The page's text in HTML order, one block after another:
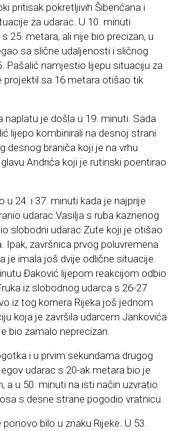
pritisak pokretljivih Šibenćana i
za udarac. U 10. minuti
25. metara, ali nije bio precizan, u
sa slične udaljenosti i sličnog
Pašalić namjestio lijepu situaciju za
projektil sa 16 metara otišao tik
naplatu je došla u 19. minuti. Sada
lijepo kombinirali na desnoj strani
desnog braniča koji je na vrhu
Andrića koji je rutinski poentirao
u 24. i 37. minuti kada je najprije
udarac Vasilja s ruba kaznenog
slobodni udarac Zute koji je otišao
Ipak, završnica prvog poluvremena
je imala još dvije odlične situacije.
Đaković lijepom reakcijom odbio
iz slobodnog udarca s 26-27
iz tog kornera Rijeka još jednom
koja je završila udarcem Jankovića
bio zamalo neprecizan.
i u prvim sekundama drugog
udarac s 20-ak metara bio je
a u 50. minuti na isti način uzvratio
s desne strane pogodio vratnicu.
bilo u znaku Rijeke. U 53.